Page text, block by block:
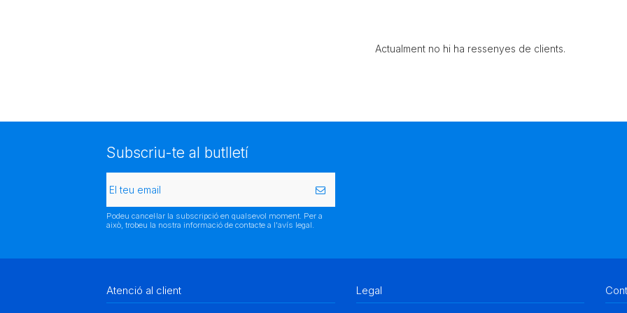
Actualment no hi ha ressenyes de clients.
Subscriu-te al butlletí
Podeu cancel·lar la subscripció en qualsevol moment. Per a
això, trobeu la nostra informació de contacte a l'avís legal.
Atenció al client Legal